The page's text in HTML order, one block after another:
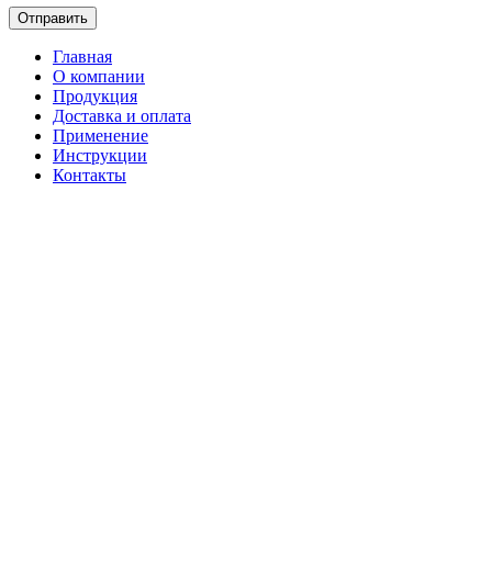
Главная
О компании
Продукция
Доставка и оплата
Применение
Инструкции
Контакты